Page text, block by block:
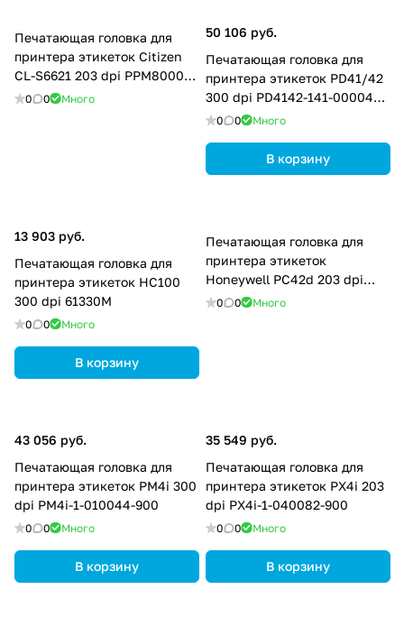
Печатающая головка для
принтера этикеток Citizen
CL-S6621 203 dpi PPM80005-
00
0 0 Много
50 106 руб.
Печатающая головка для
принтера этикеток PD41/42
300 dpi PD4142-141-000045-
962
0 0 Много
В корзину
13 903 руб.
Печатающая головка для
принтера этикеток HC100
300 dpi 61330M
0 0 Много
В корзину
Печатающая головка для
принтера этикеток
Honeywell PC42d 203 dpi
50131325-001FRE
0 0 Много
43 056 руб.
Печатающая головка для
принтера этикеток PM4i 300
dpi PM4i-1-010044-900
0 0 Много
В корзину
35 549 руб.
Печатающая головка для
принтера этикеток PX4i 203
dpi PX4i-1-040082-900
0 0 Много
В корзину